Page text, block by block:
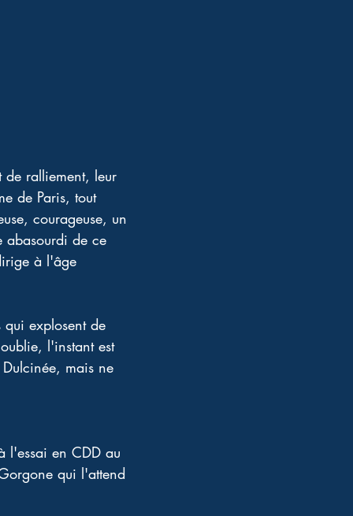
de ralliement, leur
de Paris, tout
courageuse, un
abasourdi de ce
à l'âge
explosent de
l'instant est
mais ne
l'essai en CDD au
qui l'attend